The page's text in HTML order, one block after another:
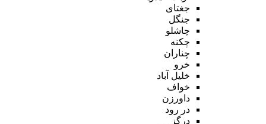
جغتای
جنگل
چاشلو
چکنه
چناران
خرو
خلیل آباد
خواف
داورزن
در رود
درگز